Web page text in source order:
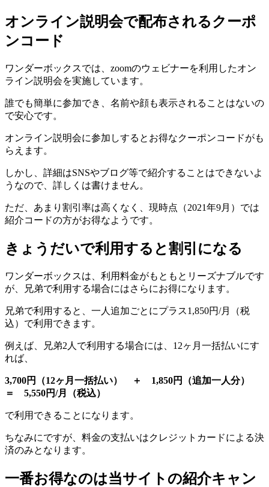
オンライン説明会で配布されるクーポ
ンコード
ワンダーボックスでは、zoomのウェビナーを利用したオン
ライン説明会を実施しています。
誰でも簡単に参加でき、名前や顔も表示されることはないの
で安心です。
オンライン説明会に参加しするとお得なクーポンコードがも
らえます。
しかし、詳細はSNSやブログ等で紹介することはできないよ
うなので、詳しくは書けません。
ただ、あまり割引率は高くなく、現時点（2021年9月）では
紹介コードの方がお得なようです。
きょうだいで利用すると割引になる
ワンダーボックスは、利用料金がもともとリーズナブルです
が、兄弟で利用する場合にはさらにお得になります。
兄弟で利用すると、一人追加ごとにプラス1,850円/月（税
込）で利用できます。
例えば、兄弟2人で利用する場合には、12ヶ月一括払いにす
れば、
3,700円（12ヶ月一括払い） ＋ 1,850円（追加一人分）
＝ 5,550円/月（税込）
で利用できることになります。
ちなみにですが、料金の支払いはクレジットカードによる決
済のみとなります。
一番お得なのは当サイトの紹介キャン